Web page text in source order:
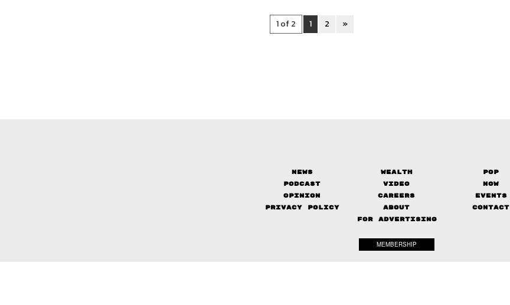
1 of 2 1 2 »
News Wealth
Pop
Podcast
Video
Now
Opinion
Careers
Events
Privacy Policy
About
Contact
FOR ADVERTISING
MEMBERSHIP